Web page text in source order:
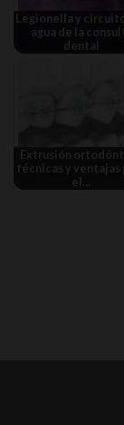
Legionella y
agua de la
dental
Extrusión
técnicas y ventajas
el…